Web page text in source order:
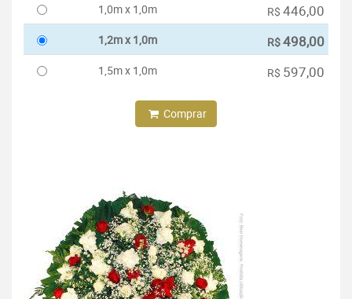
1,0m x 1,0m
R$ 446,00
1,2m x 1,0m R$498,00
1,5m x 1,0m R$ 597,00
Comprar